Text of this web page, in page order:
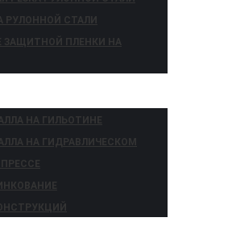
РУЛОННОЙ СТАЛИ
ЗАЩИТНОЙ ПЛЕНКИ НА
НА ГИЛЬОТИНЕ
НА ГИДРАВЛИЧЕСКОМ